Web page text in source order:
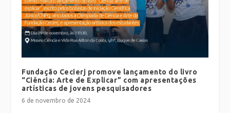
Fundação Cecierj promove lançamento do livro
“Ciência: Arte de Explicar” com apresentações
artísticas de jovens pesquisadores
6 de novembro de 2024